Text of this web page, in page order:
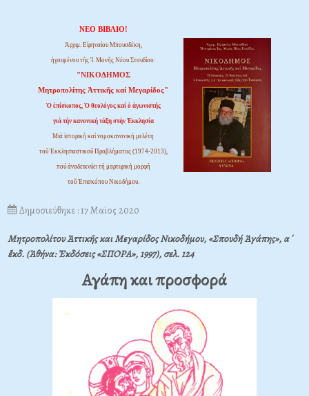
ΝΕΟ ΒΙΒΛΙΟ!
Ἀρχιμ. Εἰρηναίου Μπουσδέκη,
ἡγουμένου τῆς Ἱ. Μονῆς Νέου Στουδίου:
"ΝΙΚΟΔΗΜΟΣ
Μητροπολίτης Ἀττικῆς καί Μεγαρίδος"
Ὁ ἐπίσκοπος, Ὁ θεολόγος καί ὁ ἀγωνιστής
γιά τήν κανονική τάξη στήν Ἐκκλησία
Μιά ἱστορική καί νομοκανονική μελέτη
τοῦ Ἐκκλησιαστικοῦ Προβλήματος (1974-2013),
πού ἀναδεικνύει τή μαρτυρική μορφή
τοῦ Ἐπισκόπου Νικοδήμου.
Δημοσιεύθηκε : 17 Μαϊος 2020
Μητροπολίτου Ἀττικῆς και Μεγαρίδος Νικοδήμου, «Σπουδή Ἀγάπης», α΄
ἔκδ. (Ἀθήνα: Ἐκδόσεις «ΣΠΟΡΑ», 1997), σελ. 124
Αγάπη και προσφορά